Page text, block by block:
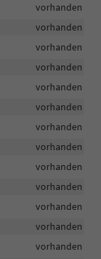
vorhanden
vorhanden
vorhanden
vorhanden
vorhanden
vorhanden
vorhanden
vorhanden
vorhanden
vorhanden
vorhanden
vorhanden
vorhanden